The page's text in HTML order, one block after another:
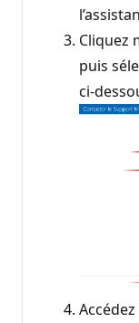
Cliquez
puis
ci-